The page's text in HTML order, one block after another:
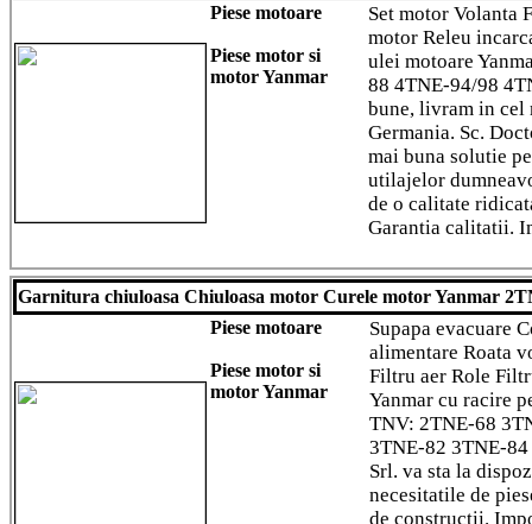
Piese motoare
Piese motor si
motor Yanmar
Set motor Volanta
motor Releu
ulei motoare
88 4TNE-94/98
bune, livram in cel
Germania. Sc.
mai buna solutie
utilajelor
de o calitate
Garantia calitatii.
Garnitura chiuloasa Chiuloasa motor Curele motor Yanmar
Piese motoare
Piese motor si
motor Yanmar
Supapa evacuare
alimentare Roata
Filtru aer Role
Yanmar cu racire
TNV: 2TNE-68
3TNE-82 3TNE-
Srl. va sta la
necesitatile de
de constructii.